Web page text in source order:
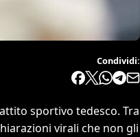
Condividi:
sportivo tedesco. Tra
virali che non gli